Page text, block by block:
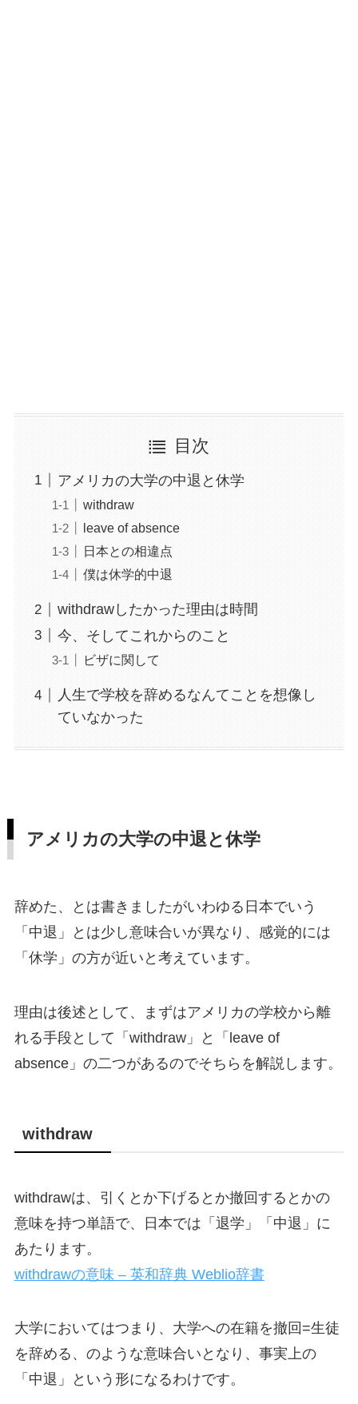
目次
アメリカの大学の中退と休学
withdraw
leave of absence
日本との相違点
僕は休学的中退
withdrawしたかった理由は時間
今、そしてこれからのこと
ビザに関して
人生で学校を辞めるなんてことを想像し
ていなかった
アメリカの大学の中退と休学
辞めた、とは書きましたがいわゆる日本でいう
「中退」とは少し意味合いが異なり、感覚的には
「休学」の方が近いと考えています。
理由は後述として、まずはアメリカの学校から離
れる手段として「withdraw」と「leave of
absence」の二つがあるのでそちらを解説します。
withdraw
withdrawは、引くとか下げるとか撤回するとかの
意味を持つ単語で、日本では「退学」「中退」に
あたります。
withdrawの意味 – 英和辞典 Weblio辞書
大学においてはつまり、大学への在籍を撤回=生徒
を辞める、のような意味合いとなり、事実上の
「中退」という形になるわけです。